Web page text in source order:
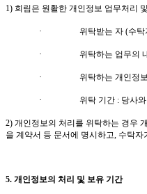
1) 희림은 원활한 개인정보 업무처리
· 위탁받는 자 (수탁
· 위탁하는 업무의
· 위탁하는 개인정
· 위탁 기간 : 당사
2) 개인정보의 처리를 위탁하는 경우
을 계약서 등 문서에 명시하고
수탁자
5. 개인정보의 처리 및 보유 기간